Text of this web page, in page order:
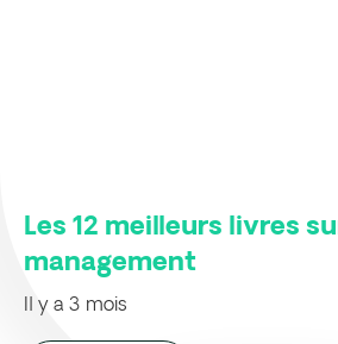
Les 12 meilleurs livres
management
Il y a 3 mois